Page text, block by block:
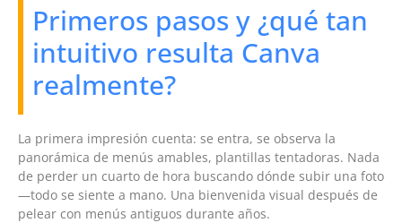
Primeros pasos y ¿qué tan
intuitivo resulta Canva
realmente?
La primera impresión cuenta: se entra, se observa la
panorámica de menús amables, plantillas tentadoras. Nada
de perder un cuarto de hora buscando dónde subir una foto
—todo se siente a mano. Una bienvenida visual después de
pelear con menús antiguos durante años.